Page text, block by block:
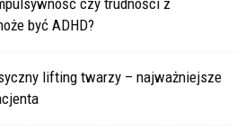
być ADHD?
lifting twarzy – najważniejsze